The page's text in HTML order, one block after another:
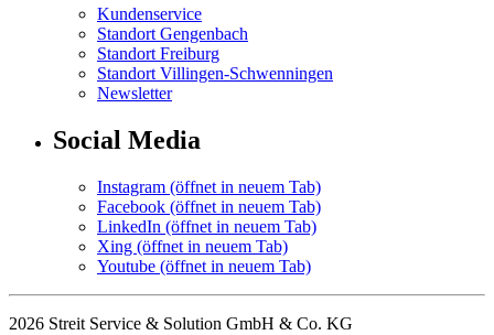
Kundenservice
Standort Gengenbach
Standort Freiburg
Standort Villingen-Schwenningen
Newsletter
Social Media
Instagram (öffnet in neuem Tab)
Facebook (öffnet in neuem Tab)
LinkedIn (öffnet in neuem Tab)
Xing (öffnet in neuem Tab)
Youtube (öffnet in neuem Tab)
2026 Streit Service & Solution GmbH & Co. KG